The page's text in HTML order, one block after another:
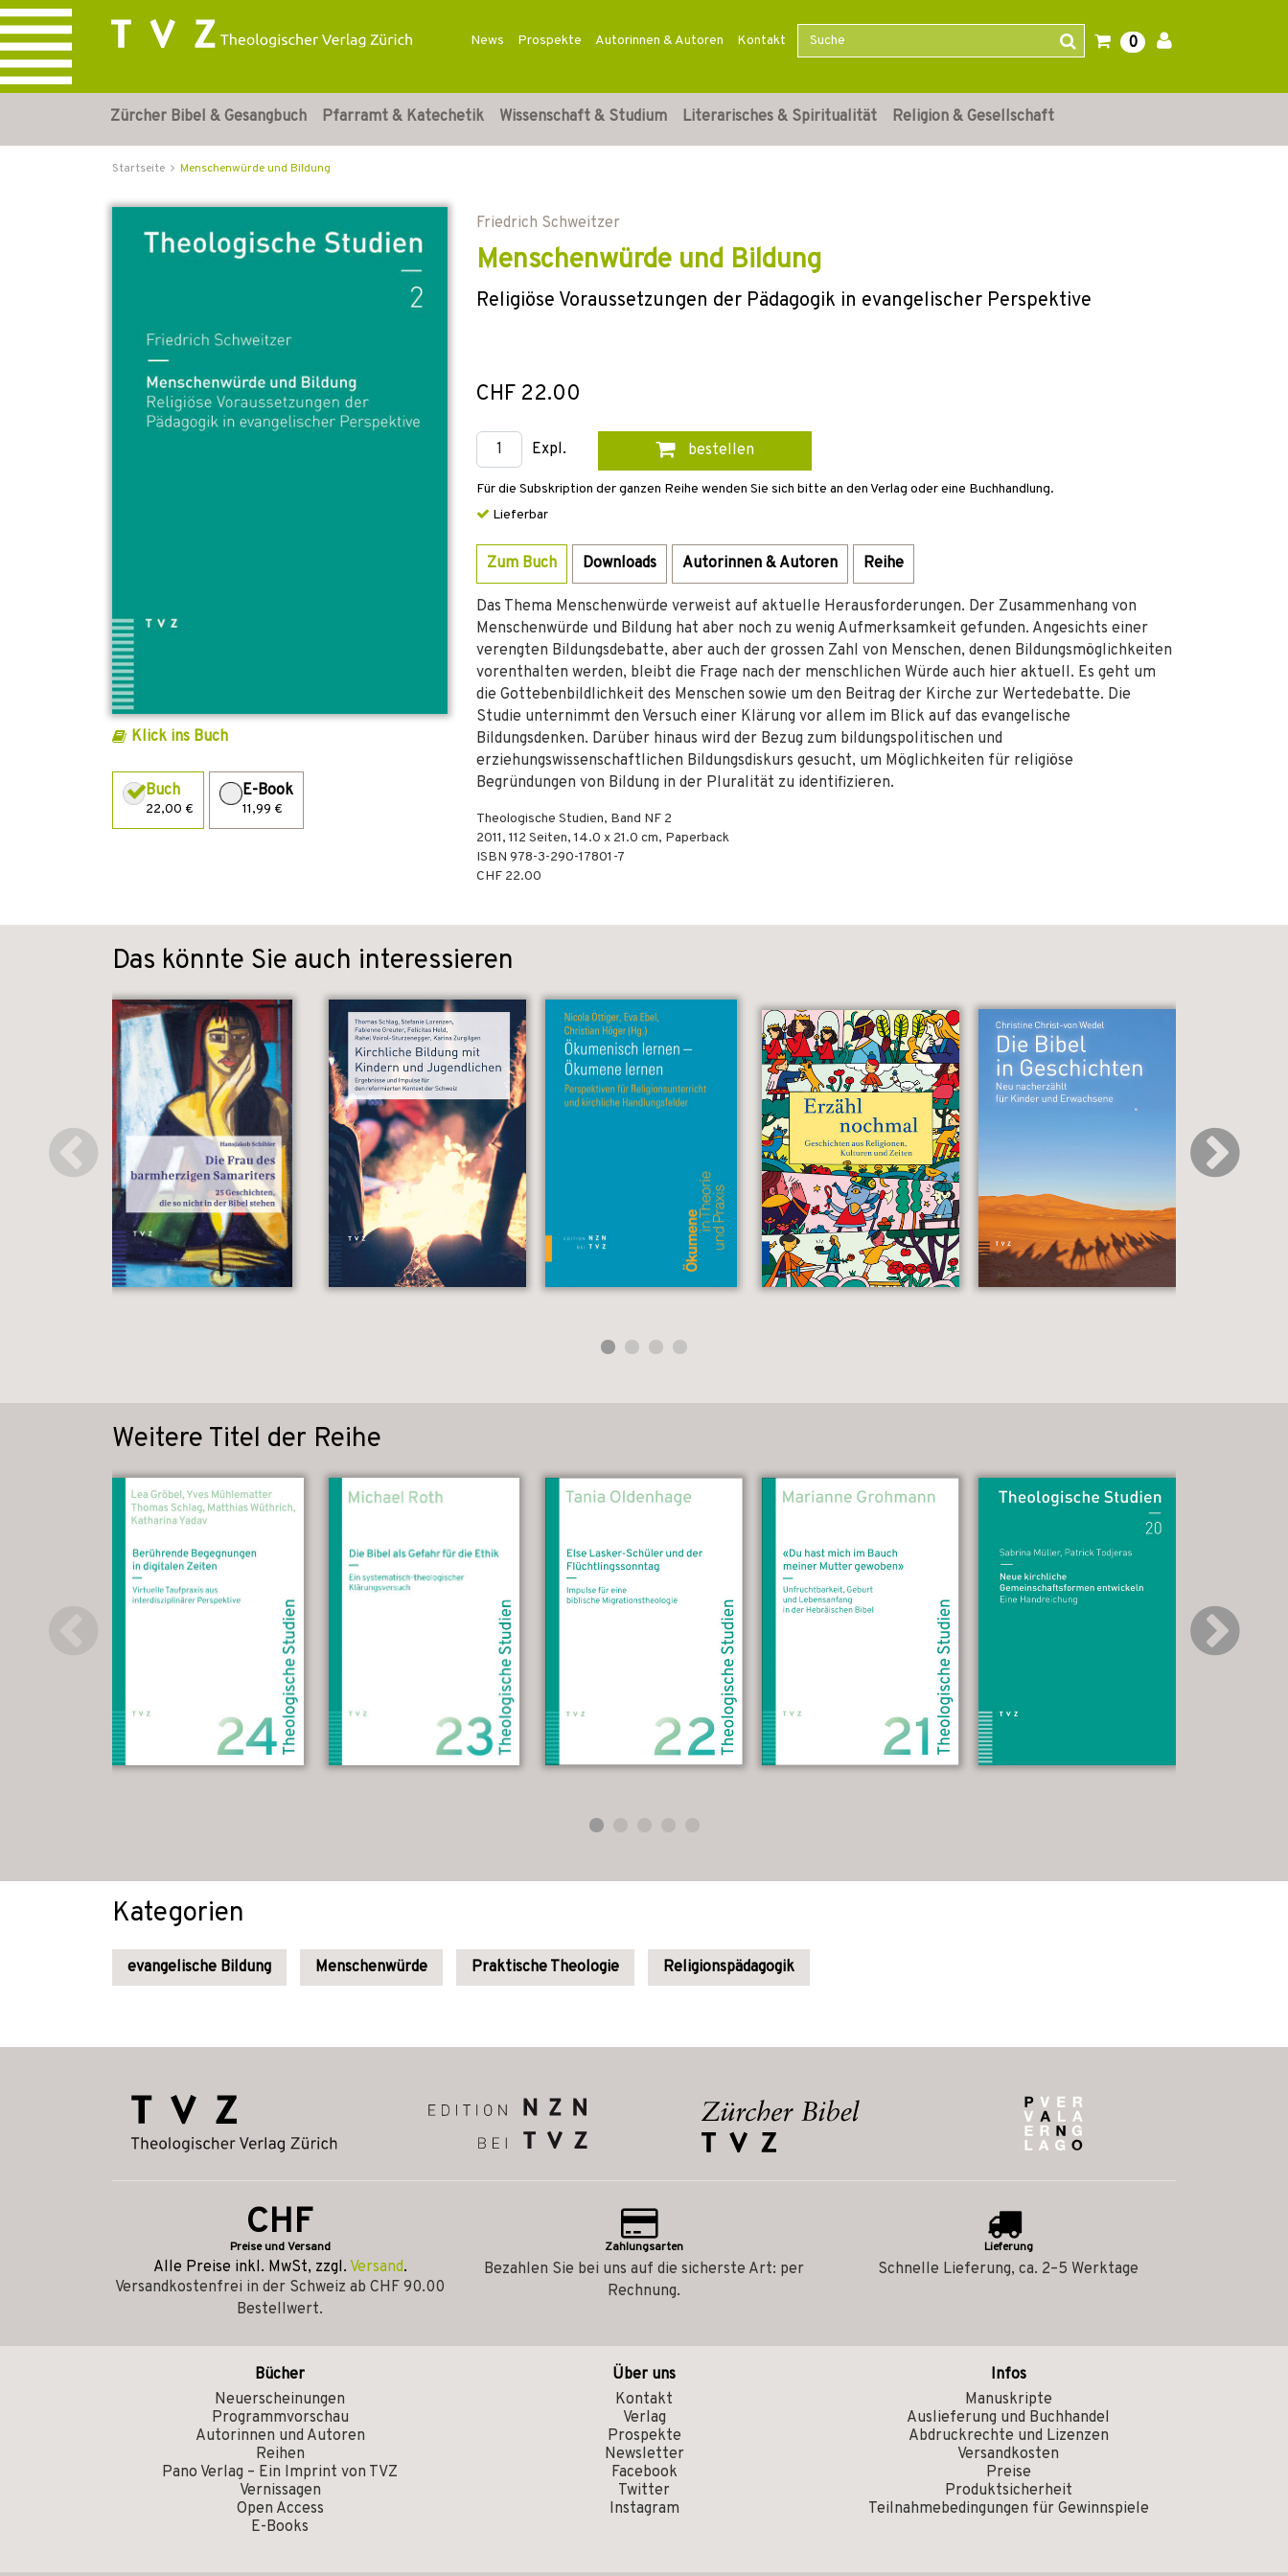
News Prospekte Autorinnen & Autoren Kontakt 0
Zürcher Bibel & Gesangbuch Pfarramt & Katechetik Wissenschaft & Studium Literarisches & Spiritualität Religion & Gesellschaft
Startseite Menschenwürde und Bildung
Klick ins Buch
Buch
22,00 €
E-Book
11,99 €
Friedrich Schweitzer
Menschenwürde und Bildung
Religiöse Voraussetzungen der Pädagogik in evangelischer Perspektive
CHF 22.00
Expl. bestellen
Für die Subskription der ganzen Reihe wenden Sie sich bitte an den Verlag oder eine Buchhandlung.
Lieferbar
Zum Buch Downloads Autorinnen & Autoren Reihe
Das Thema Menschenwürde verweist auf aktuelle Herausforderungen. Der Zusammenhang von
Menschenwürde und Bildung hat aber noch zu wenig Aufmerksamkeit gefunden. Angesichts einer
verengten Bildungsdebatte, aber auch der grossen Zahl von Menschen, denen Bildungsmöglichkeiten
vorenthalten werden, bleibt die Frage nach der menschlichen Würde auch hier aktuell. Es geht um
die Gottebenbildlichkeit des Menschen sowie um den Beitrag der Kirche zur Wertedebatte. Die
Studie unternimmt den Versuch einer Klärung vor allem im Blick auf das evangelische
Bildungsdenken. Darüber hinaus wird der Bezug zum bildungspolitischen und
erziehungswissenschaftlichen Bildungsdiskurs gesucht, um Möglichkeiten für religiöse
Begründungen von Bildung in der Pluralität zu identifizieren.
Theologische Studien, Band NF 2
2011, 112 Seiten, 14.0 x 21.0 cm, Paperback
ISBN 978-3-290-17801-7
CHF 22.00
Das könnte Sie auch interessieren
Weitere Titel der Reihe
Kategorien
evangelische Bildung Menschenwürde Praktische Theologie Religionspädagogik
CHF
Preise und Versand
Alle Preise inkl. MwSt, zzgl. Versand.
Versandkostenfrei in der Schweiz ab CHF 90.00
Bestellwert.
Zahlungsarten
Bezahlen Sie bei uns auf die sicherste Art: per
Rechnung.
Lieferung
Schnelle Lieferung, ca. 2–5 Werktage
Bücher
Neuerscheinungen
Programmvorschau
Autorinnen und Autoren
Reihen
Pano Verlag – Ein Imprint von TVZ
Vernissagen
Open Access
E-Books
Über uns
Kontakt
Verlag
Prospekte
Newsletter
Facebook
Twitter
Instagram
Infos
Manuskripte
Auslieferung und Buchhandel
Abdruckrechte und Lizenzen
Versandkosten
Preise
Produktsicherheit
Teilnahmebedingungen für Gewinnspiele